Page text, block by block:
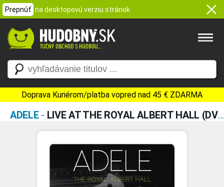
Prepnúť na desktopovú verziu stránok
Doprava Kuriérom/platba vopred nad 45 € ZDARMA
ADELE- LIVE AT THE ROYAL ALBERT HALL (DVD+CD DIGIPACK)